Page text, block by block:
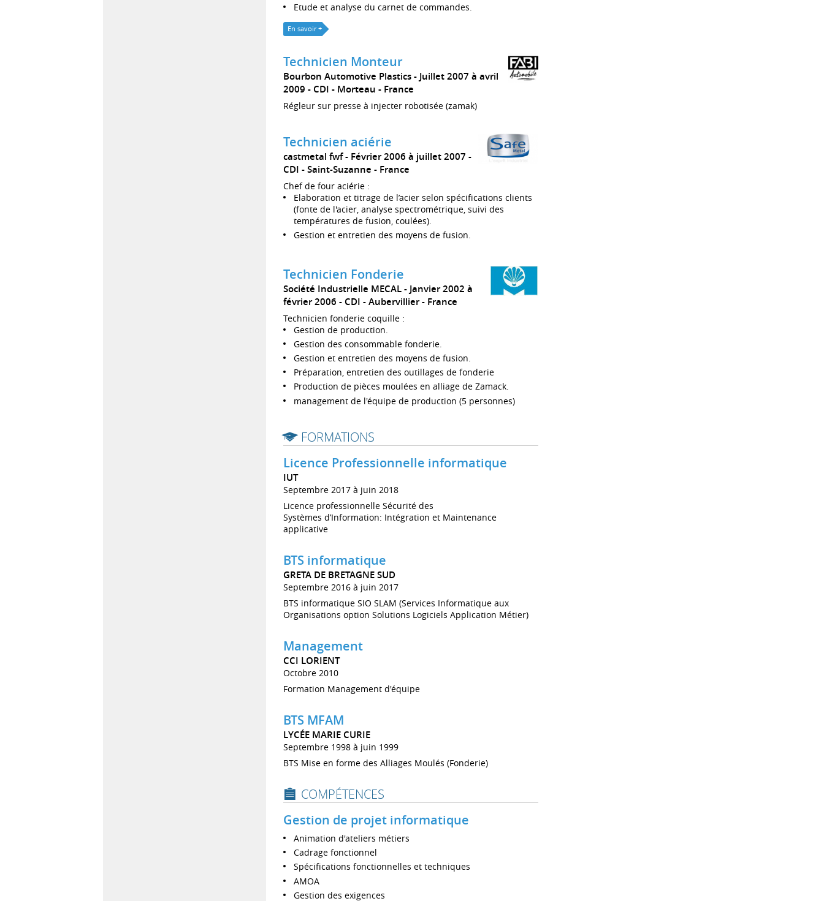
Etude et analyse du carnet de commandes.
En savoir +
Technicien Monteur
Bourbon Automotive Plastics
Juillet 2007 à avril
2009
CDI Morteau France
Régleur sur presse à injecter robotisée (zamak)
Technicien aciérie
castmetal fwf
Février 2006 à juillet 2007
CDI
Saint-Suzanne France
Chef de four aciérie :
Elaboration et titrage de l’acier selon spécifications clients
(fonte de l'acier, analyse spectrométrique, suivi des
températures de fusion, coulées).
Gestion et entretien des moyens de fusion.
Technicien Fonderie
Société Industrielle MECAL
Janvier 2002 à
février 2006
CDI Aubervillier France
Technicien fonderie coquille :
Gestion de production.
Gestion des consommable fonderie.
Gestion et entretien des moyens de fusion.
Préparation, entretien des outillages de fonderie
Production de pièces moulées en alliage de Zamack.
management de l'équipe de production (5 personnes)
FORMATIONS
Licence Professionnelle informatique
IUT
Septembre 2017 à juin 2018
Licence professionnelle Sécurité des
Systèmes d’Information: Intégration et Maintenance
applicative
BTS informatique
GRETA DE BRETAGNE SUD
Septembre 2016 à juin 2017
BTS informatique SIO SLAM (Services Informatique aux
Organisations option Solutions Logiciels Application Métier)
Management
CCI LORIENT
Octobre 2010
Formation Management d'équipe
BTS MFAM
LYCÉE MARIE CURIE
Septembre 1998 à juin 1999
BTS Mise en forme des Alliages Moulés (Fonderie)
COMPÉTENCES
Gestion de projet informatique
Animation d'ateliers métiers
Cadrage fonctionnel
Spécifications fonctionnelles et techniques
AMOA
Gestion des exigences